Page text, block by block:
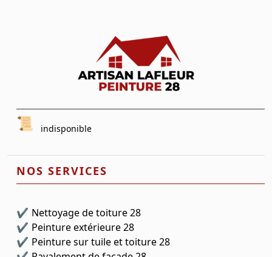
indisponible
NOS SERVICES
Nettoyage de toiture 28
Peinture extérieure 28
Peinture sur tuile et toiture 28